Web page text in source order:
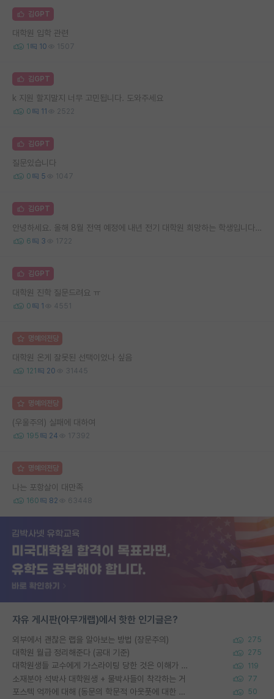
김GPT
대학원 입학 관련
1 10 1507
김GPT
k 지원 할지말지 너무 고민됩니다. 도와주세요
0 11 2522
김GPT
질문있습니다
0 5 1047
김GPT
안녕하세요. 올해 8월 전역 예정에 내년 전기 대학원 희망하는 학생입니다. 지금 컨택하면 많이 늦었을까요?
6 3 1722
김GPT
대학원 진학 질문드려요 ㅠ
0 1 4551
명예의전당
대학원 온게 잘못된 선택이었나 싶음
121 20 31445
명예의전당
(우울주의) 실패에 대하여
195 24 17392
명예의전당
나는 포항살이 대만족
160 82 63448
자유 게시판(아무개랩)에서 핫한 인기글은?
외부에서 괜찮은 랩을 알아보는 방법 (장문주의) 275
대학원 월급 정리해준다 (공대 기준) 275
대학원생들 교수에게 가스라이팅 당한 것은 이해가 갑니다. 안타깝네요. 119
소재분야 석박사 대학원생 + 물박사들이 착각하는 거 77
포스텍 억까에 대해 (동문의 학문적 아웃풋에 대한 반박) 50